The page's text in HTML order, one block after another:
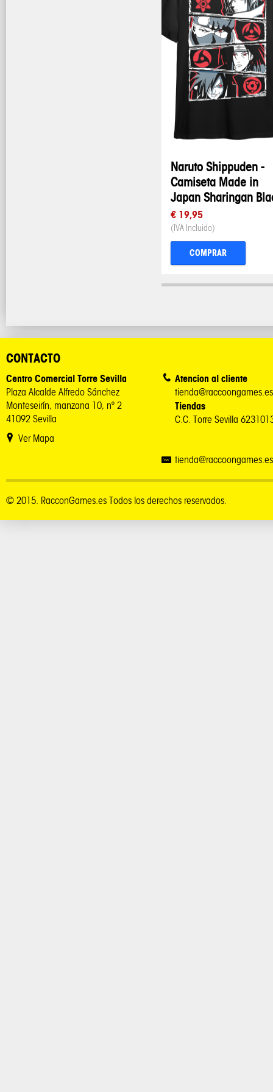
Naruto Shippuden -
Camiseta Made in
Japan Sharingan
€ 19,95
(IVA Incluido)
COMPRAR
CONTACTO
Centro Comercial Torre Sevilla
Plaza Alcalde Alfredo Sánchez
Monteseirín, manzana 10, nº 2
41092 Sevilla
Ver Mapa
Atencion al cliente
tienda@raccoongames.es
Tiendas
C.C. Torre Sevilla
tienda@raccoongames.es
© 2015. RacconGames.es Todos los derechos reservados.